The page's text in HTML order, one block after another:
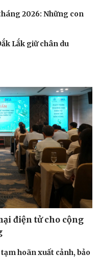
2026: Những con
Lắk giữ chân du
điện tử cho cộng
hoãn xuất cảnh, bảo